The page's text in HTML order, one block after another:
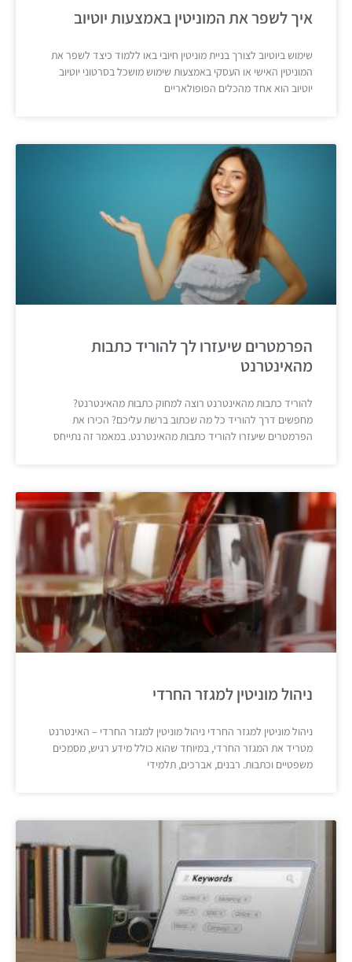
איך לשפר את המוניטין באמצעות יוטיוב
שימוש ביוטיוב לצורך בניית מוניטין חיובי באו ללמוד כיצד לשפר את
המוניטין האישי או העסקי באמצעות שימוש מושכל בסרטוני יוטיוב
יוטיוב הוא אחד מהכלים הפופולאריים
הפרמטרים שיעזרו לך להוריד כתבות
מהאינטרנט
להוריד כתבות מהאינטרנט רוצה למחוק כתבות מהאינטרנט?
מחפשים דרך להוריד כל מה שכתוב ברשת עליכם? הכירו את
הפרמטרים שיעזרו להוריד כתבות מהאינטרנט. במאמר זה נתייחס
ניהול מוניטין למגזר החרדי
ניהול מוניטין למגזר החרדי ניהול מוניטין למגזר החרדי – האינטרנט
מטריד את המגזר החרדי, במיוחד שהוא כולל מידע רגיש, מסמכים
משפטיים וכתבות. רבנים, אברכים, תלמידי